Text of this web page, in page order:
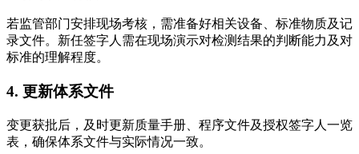
若监管部门安排现场考核，需准备好相关设备、标准物质及记
录文件。新任签字人需在现场演示对检测结果的判断能力及对
标准的理解程度。
4. 更新体系文件
变更获批后，及时更新质量手册、程序文件及授权签字人一览
表，确保体系文件与实际情况一致。